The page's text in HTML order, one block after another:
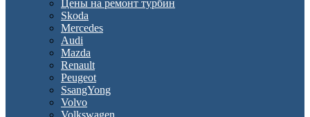
Цены на ремонт турбин
Skoda
Mercedes
Audi
Mazda
Renault
Peugeot
SsangYong
Volvo
Volkswagen